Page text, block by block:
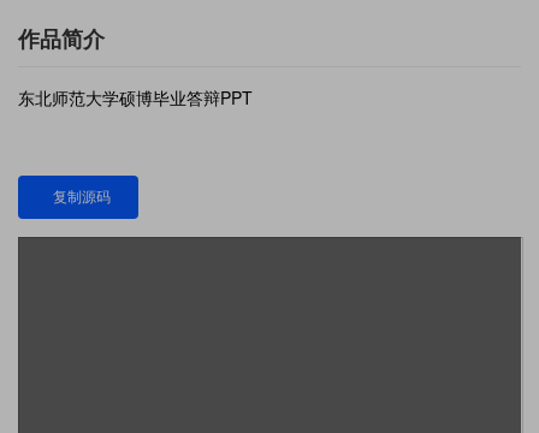
作品简介
东北师范大学硕博毕业答辩PPT
复制源码